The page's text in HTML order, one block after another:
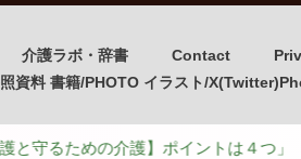
介護ラボ・辞書 Contact
資料 書籍/PHOTO イラスト/
介護】ポイントは４つ」